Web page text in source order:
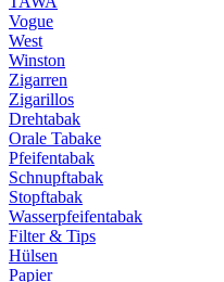
Vogue
West
Winston
Zigarren
Zigarillos
Drehtabak
Orale Tabake
Pfeifentabak
Schnupftabak
Stopftabak
Wasserpfeifentabak
Filter & Tips
Hülsen
Papier